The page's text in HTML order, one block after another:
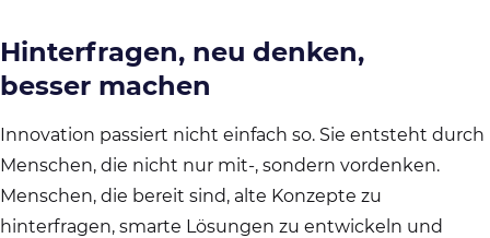
Hinterfragen, neu denken,
besser machen
Innovation passiert nicht einfach so. Sie entsteht durch
Menschen, die nicht nur mit-, sondern vordenken.
Menschen, die bereit sind, alte Konzepte zu
hinterfragen, smarte Lösungen zu entwickeln und